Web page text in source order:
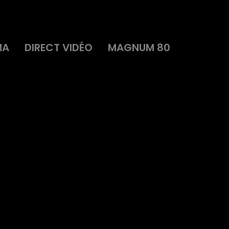
DIRECT VIDÉO
MAGNUM 80